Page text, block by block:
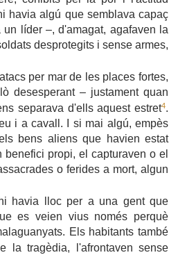
havia algú que semblava capaç
líder –, d'amagat, agafaven la
desprotegits i sense armes,
per mar de les places fortes,
desesperant – justament quan
separava d'ells aquest estret4.
i a cavall. I si mai algú, empès
bens aliens que havien estat
propi, el capturaven o el
o ferides a mort, algun
havia lloc per a una gent que
es veien vius només perquè
Els habitants també
la tragèdia, l'afrontaven sense